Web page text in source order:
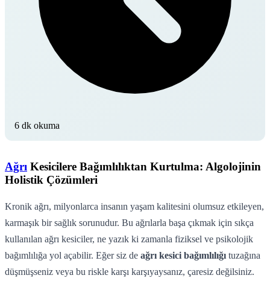
6 dk okuma
Ağrı Kesicilere Bağımlılıktan Kurtulma: Algolojinin
Holistik Çözümleri
Kronik ağrı, milyonlarca insanın yaşam kalitesini olumsuz etkileyen,
karmaşık bir sağlık sorunudur. Bu ağrılarla başa çıkmak için sıkça
kullanılan ağrı kesiciler, ne yazık ki zamanla fiziksel ve psikolojik
bağımlılığa yol açabilir. Eğer siz de ağrı kesici bağımlılığı tuzağına
düşmüşseniz veya bu riskle karşı karşıyaysanız, çaresiz değilsiniz.